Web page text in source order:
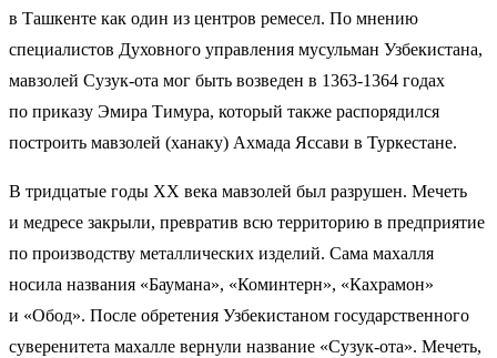
в Ташкенте как один из центров ремесел. По мнению
специалистов Духовного управления мусульман Узбекистана,
мавзолей Сузук-ота мог быть возведен в 1363-1364 годах
по приказу Эмира Тимура, который также распорядился
построить мавзолей (ханаку) Ахмада Яссави в Туркестане.
В тридцатые годы XX века мавзолей был разрушен. Мечеть
и медресе закрыли, превратив всю территорию в предприятие
по производству металлических изделий. Сама махалля
носила названия «Баумана», «Коминтерн», «Кахрамон»
и «Обод». После обретения Узбекистаном государственного
суверенитета махалле вернули название «Сузук-ота». Мечеть,